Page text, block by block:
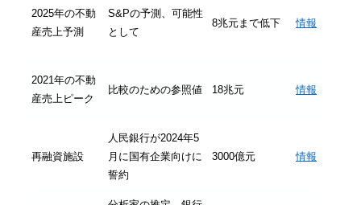
2025年の不動
産売上予測
S&Pの予測、可能性
として
8兆元まで低下 情報
2021年の不動
産売上ピーク
比較のための参照値 18兆元 情報
再融資施設
人民銀行が2024年5
月に国有企業向けに
誓約
3000億元 情報